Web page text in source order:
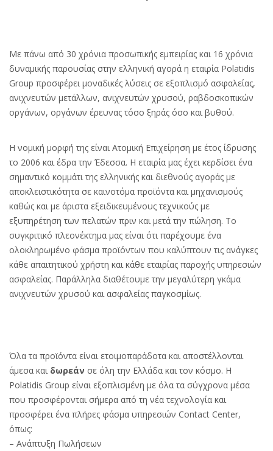
Με πάνω από 30 χρόνια προσωπικής εμπειρίας και 16 χρόνια
δυναμικής παρουσίας στην ελληνική αγορά η εταιρία Polatidis
Group προσφέρει μοναδικές λύσεις σε εξοπλισμό ασφαλείας,
ανιχνευτών μετάλλων, ανιχνευτών χρυσού, ραβδοσκοπικών
οργάνων, οργάνων έρευνας τόσο ξηράς όσο και βυθού.
Η νομική μορφή της είναι Ατομική Επιχείρηση με έτος ίδρυσης
το 2006 και έδρα την Έδεσσα. Η εταιρία μας έχει κερδίσει ένα
σημαντικό κομμάτι της ελληνικής και διεθνούς αγοράς με
αποκλειστικότητα σε καινοτόμα προϊόντα και μηχανισμούς
καθώς και με άριστα εξειδικευμένους τεχνικούς με
εξυπηρέτηση των πελατών πριν και μετά την πώληση. Το
συγκριτικό πλεονέκτημα μας είναι ότι παρέχουμε ένα
ολοκληρωμένο φάσμα προϊόντων που καλύπτουν τις ανάγκες
κάθε απαιτητικού χρήστη και κάθε εταιρίας παροχής υπηρεσιών
ασφαλείας. Παράλληλα διαθέτουμε την μεγαλύτερη γκάμα
ανιχνευτών χρυσού και ασφαλείας παγκοσμίως.
Όλα τα προϊόντα είναι ετοιμοπαράδοτα και αποστέλλονται
άμεσα και δωρεάν σε όλη την Ελλάδα και τον κόσμο. Η
Polatidis Group είναι εξοπλισμένη με όλα τα σύγχρονα μέσα
που προσφέρονται σήμερα από τη νέα τεχνολογία και
προσφέρει ένα πλήρες φάσμα υπηρεσιών Contact Center,
όπως:
– Ανάπτυξη Πωλήσεων